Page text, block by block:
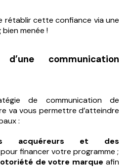
rétablir cette confiance via une
menée !
communication
de communication de
va vous permettre d’atteindre
:
acquéreurs et des
pour financer votre programme ;
de votre marque afin